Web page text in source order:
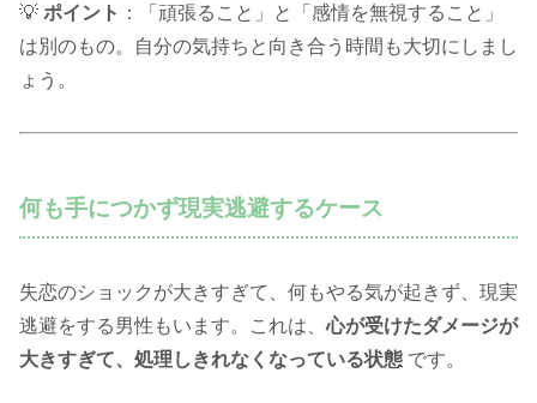
💡 ポイント ：「頑張ること」と「感情を無視すること」
は別のもの。自分の気持ちと向き合う時間も大切にしまし
ょう。
何も手につかず現実逃避するケース
失恋のショックが大きすぎて、何もやる気が起きず、現実
逃避をする男性もいます。これは、心が受けたダメージが
大きすぎて、処理しきれなくなっている状態 です。